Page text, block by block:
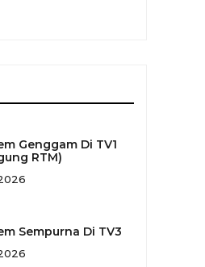
Genggam Di TV1
RTM)
Sempurna Di TV3